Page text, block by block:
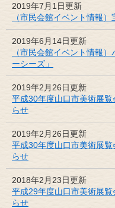
2019年7月1日更新
（市民会館イベント情報
2019年6月14日更新
（市民会館イベント情報
ーシーズ」
2019年2月26日更新
平成30年度山口市美術展
らせ
2019年2月26日更新
平成30年度山口市美術展
らせ
2018年2月23日更新
平成29年度山口市美術展
らせ